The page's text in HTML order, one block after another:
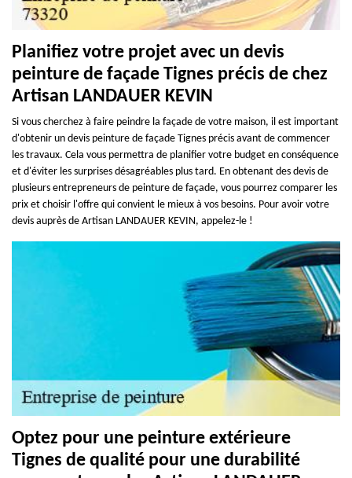
Planifiez votre projet avec un devis
peinture de façade Tignes précis de chez
Artisan LANDAUER KEVIN
Si vous cherchez à faire peindre la façade de votre maison, il est important
d'obtenir un devis peinture de façade Tignes précis avant de commencer
les travaux. Cela vous permettra de planifier votre budget en conséquence
et d'éviter les surprises désagréables plus tard. En obtenant des devis de
plusieurs entrepreneurs de peinture de façade, vous pourrez comparer les
prix et choisir l'offre qui convient le mieux à vos besoins. Pour avoir votre
devis auprès de Artisan LANDAUER KEVIN, appelez-le !
Optez pour une peinture extérieure
Tignes de qualité pour une durabilité